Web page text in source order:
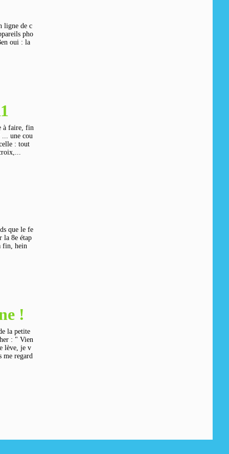
ligne de c
pho
oui : la
à faire, fin
... une cou
: tout
que le fe
la 8e étap
fin, hein
!
la petite
: " Vien
lève, je v
me regard